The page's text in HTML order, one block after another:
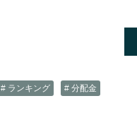
# ランキング # 分配金